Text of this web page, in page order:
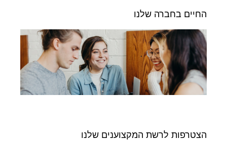
החיים בחברה שלנו
הצטרפות לרשת המקצוענים שלנו